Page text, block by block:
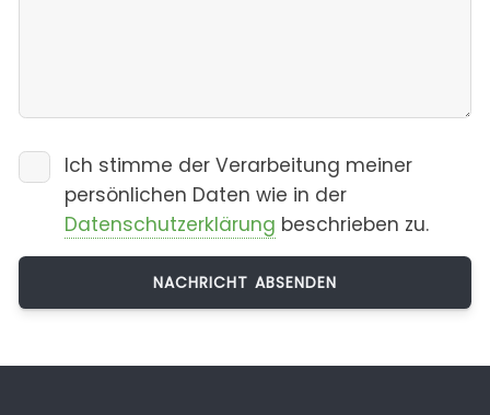
Ich stimme der Verarbeitung meiner
persönlichen Daten wie in der
Datenschutzerklärung beschrieben zu.